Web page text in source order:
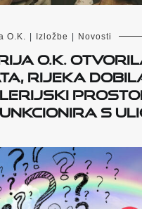
O.K. Izložbe Novosti
O.K.
Rijeka
s